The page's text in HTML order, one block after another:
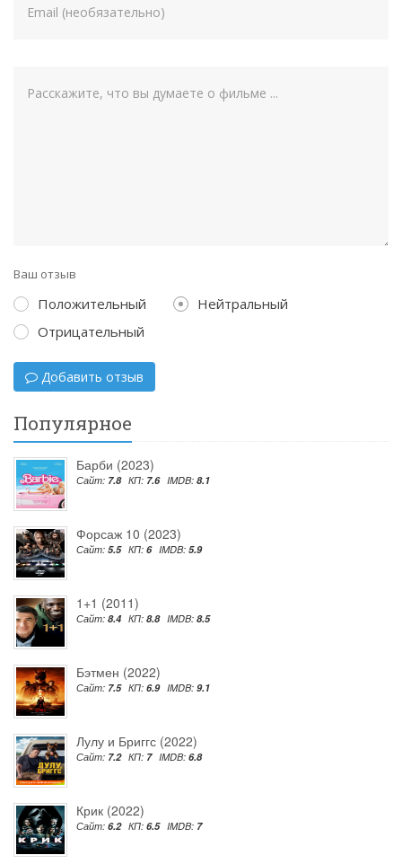
Ваш отзыв
Положительный
Нейтральный
Отрицательный
Добавить отзыв
Популярное
Барби (2023)
Сайт: 7.8 КП: 7.6 IMDB: 8.1
Форсаж 10 (2023)
Сайт: 5.5 КП: 6 IMDB: 5.9
1+1 (2011)
Сайт: 8.4 КП: 8.8 IMDB: 8.5
Бэтмен (2022)
Сайт: 7.5 КП: 6.9 IMDB: 9.1
Лулу и Бриггс (2022)
Сайт: 7.2 КП: 7 IMDB: 6.8
Крик (2022)
Сайт: 6.2 КП: 6.5 IMDB: 7